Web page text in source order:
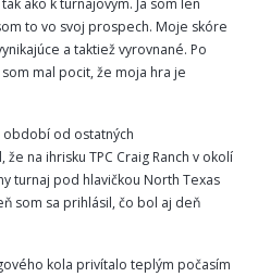
ako k turnajovým. Ja som len
to vo svoj prospech. Moje skóre
a taktiež vyrovnané. Po
mal pocit, že moja hra je
období od ostatných
na ihrisku TPC Craig Ranch v okolí
turnaj pod hlavičkou North Texas
som sa prihlásil, čo bol aj deň
kola privítalo teplým počasím